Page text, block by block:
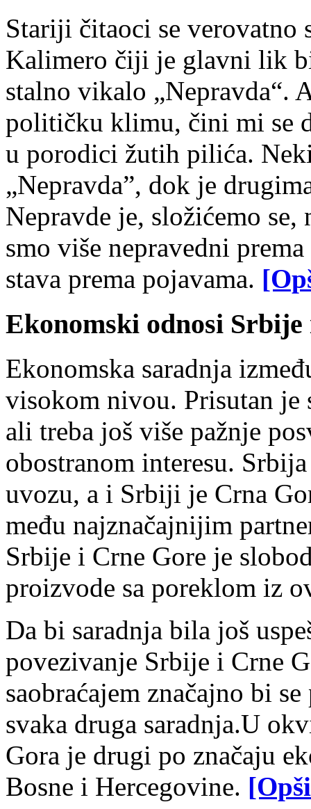
Stariji čitaoci se verovatno
Kalimero čiji je glavni lik
stalno vikalo „Nepravda“.
političku klimu, čini mi se
u porodici žutih pilića.
„Nepravda”, dok je
Nepravde je, složićemo
smo više nepravedni
stava prema pojavama.
Ekonomski odnosi
Ekonomska saradnja izmeđ
visokom nivou. Prisutan je
ali treba još više pažnje
obostranom interesu.
uvozu, a i Srbiji je Crna
među najznačajnijim
Srbije i Crne Gore je
proizvode sa poreklom iz
Da bi saradnja bila još
povezivanje Srbije i Crne
saobraćajem značajno bi
svaka druga saradnja.U
Gora je drugi po značaju
Bosne i Hercegovine.